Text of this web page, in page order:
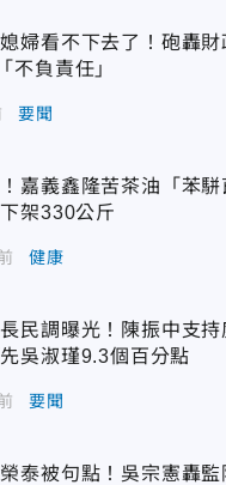
婦看不下去了！砲轟
不負責任」
要聞
嘉義鑫隆苦茶油「苯
架330公斤
健康
民調曝光！陳振中支
吳淑瑾9.3個百分點
要聞
泰被句點！吳宗憲轟監